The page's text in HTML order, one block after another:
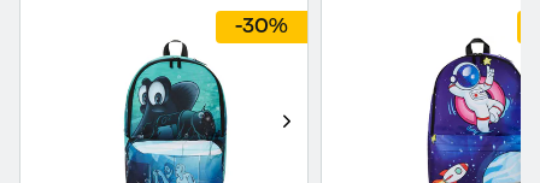
-30%